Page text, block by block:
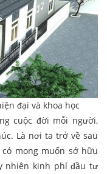
đại và khoa học
cuộc đời mỗi người,
Là nơi ta trở về sau
mong muốn sở hữu
nhiên kinh phí đầu tư